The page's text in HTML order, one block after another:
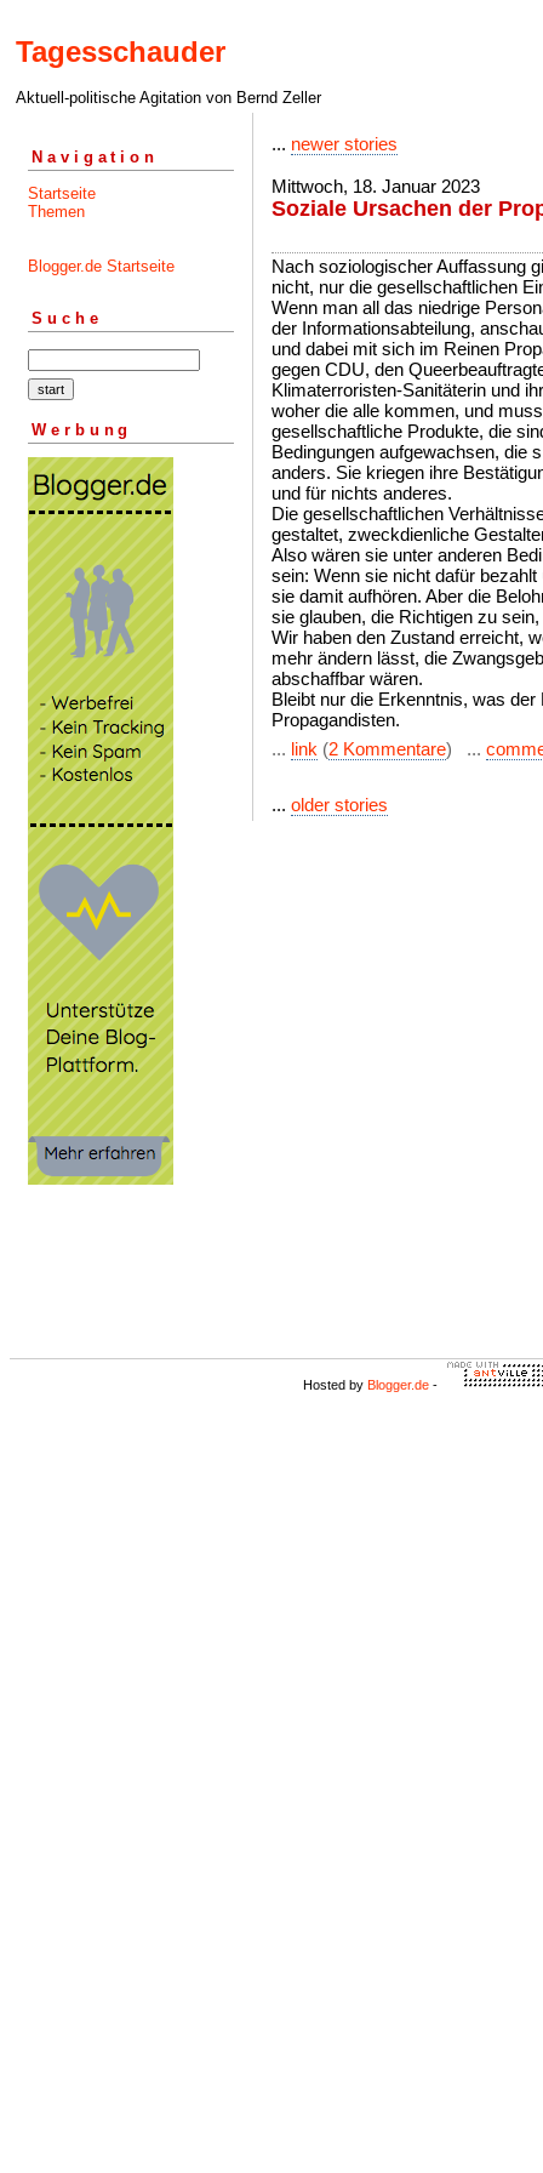
Tagesschauder
Aktuell-politische Agitation von Bernd Zeller
Navigation
Startseite
Themen
Blogger.de Startseite
Suche
Werbung
... newer stories
Mittwoch, 18. Januar 2023
Soziale Ursachen der
Nach soziologischer Auffassung
nicht, nur die gesellschaftlichen
Wenn man all das niedrige
der Informationsabteilung,
und dabei mit sich im Reinen
gegen CDU, den
Klimaterroristen-Sanitäterin und
woher die alle kommen, und
gesellschaftliche Produkte, die
Bedingungen aufgewachsen, die
anders. Sie kriegen ihre
und für nichts anderes.
Die gesellschaftlichen
gestaltet, zweckdienliche
Also wären sie unter anderen
sein: Wenn sie nicht dafür
sie damit aufhören. Aber die
sie glauben, die Richtigen zu
Wir haben den Zustand erreicht,
mehr ändern lässt, die
abschaffbar wären.
Bleibt nur die Erkenntnis, was
Propagandisten.
... link (2 Kommentare) ...
... older stories
Hosted by Blogger.de -